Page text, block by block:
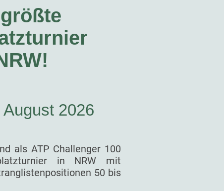
2026
als ATP Challenger 100
in NRW mit
50 bis